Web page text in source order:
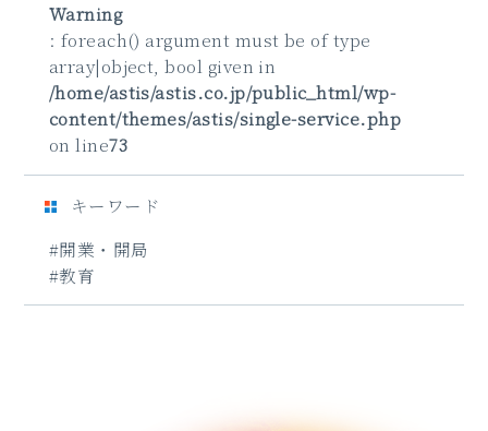
Warning
: foreach() argument must be of type
array|object, bool given in
/home/astis/astis.co.jp/public_html/wp-
content/themes/astis/single-service.php
on line73
キーワード
#開業・開局
#教育